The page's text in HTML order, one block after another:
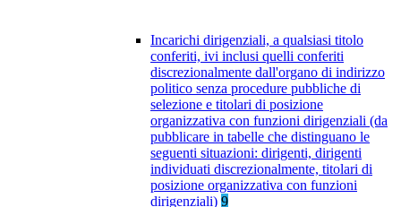
Incarichi dirigenziali, a qualsiasi titolo
conferiti, ivi inclusi quelli conferiti
discrezionalmente dall'organo di indirizzo
politico senza procedure pubbliche di
selezione e titolari di posizione
organizzativa con funzioni dirigenziali (da
pubblicare in tabelle che distinguano le
seguenti situazioni: dirigenti, dirigenti
individuati discrezionalmente, titolari di
posizione organizzativa con funzioni
dirigenziali) 9